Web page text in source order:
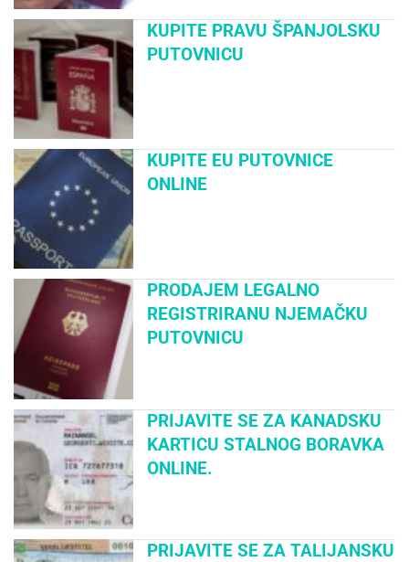
KUPITE PRAVU ŠPANJOLSKU
PUTOVNICU
KUPITE EU PUTOVNICE
ONLINE
PRODAJEM LEGALNO
REGISTRIRANU NJEMAČKU
PUTOVNICU
PRIJAVITE SE ZA KANADSKU
KARTICU STALNOG BORAVKA
ONLINE.
PRIJAVITE SE ZA TALIJANSKU